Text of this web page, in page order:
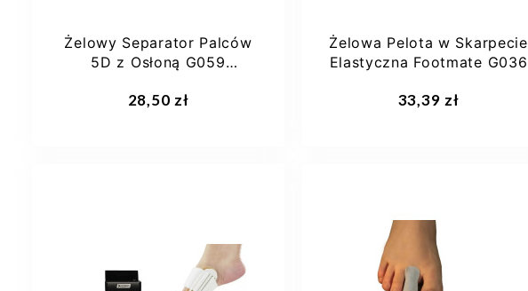
Żelowy Separator Palców
5D z Osłoną G059
28,50 zł
Żelowa Pelota w Skarpecie
Elastyczna Footmate G036
33,39 zł